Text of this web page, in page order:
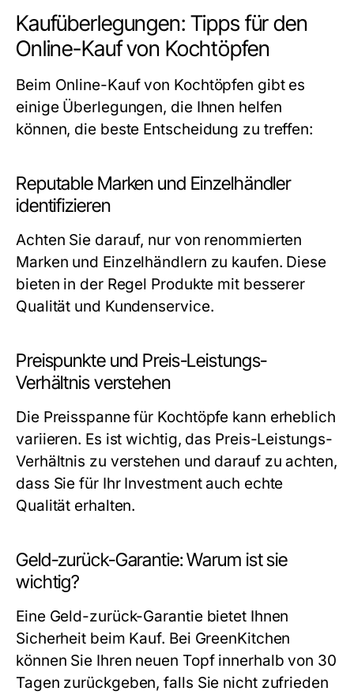
Kaufüberlegungen: Tipps für den
Online-Kauf von Kochtöpfen
Beim Online-Kauf von Kochtöpfen gibt es
einige Überlegungen, die Ihnen helfen
können, die beste Entscheidung zu treffen:
Reputable Marken und Einzelhändler
identifizieren
Achten Sie darauf, nur von renommierten
Marken und Einzelhändlern zu kaufen. Diese
bieten in der Regel Produkte mit besserer
Qualität und Kundenservice.
Preispunkte und Preis-Leistungs-
Verhältnis verstehen
Die Preisspanne für Kochtöpfe kann erheblich
variieren. Es ist wichtig, das Preis-Leistungs-
Verhältnis zu verstehen und darauf zu achten,
dass Sie für Ihr Investment auch echte
Qualität erhalten.
Geld-zurück-Garantie: Warum ist sie
wichtig?
Eine Geld-zurück-Garantie bietet Ihnen
Sicherheit beim Kauf. Bei GreenKitchen
können Sie Ihren neuen Topf innerhalb von 30
Tagen zurückgeben, falls Sie nicht zufrieden